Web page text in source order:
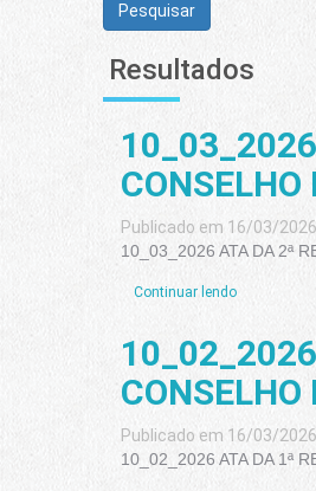
Pesquisar
Resultados
CONSELHO
Publicado em 16/03/
10_03_2026 ATA DA 2ª
Continuar lendo
CONSELHO
Publicado em 16/03/
10_02_2026 ATA DA 1ª